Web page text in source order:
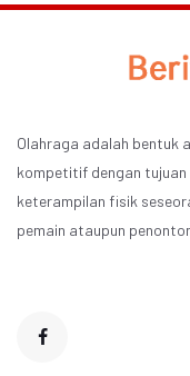
Olahraga adalah bentuk
kompetitif dengan tujuan
keterampilan fisik
pemain ataupun